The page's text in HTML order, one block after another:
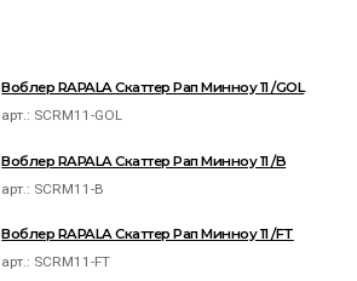
Воблер RAPALA Скаттер Рап Минноу 11 /GOL
арт.: SCRM11-GOL
Воблер RAPALA Скаттер Рап Минноу 11 /B
арт.: SCRM11-B
Воблер RAPALA Скаттер Рап Минноу 11 /FT
арт.: SCRM11-FT